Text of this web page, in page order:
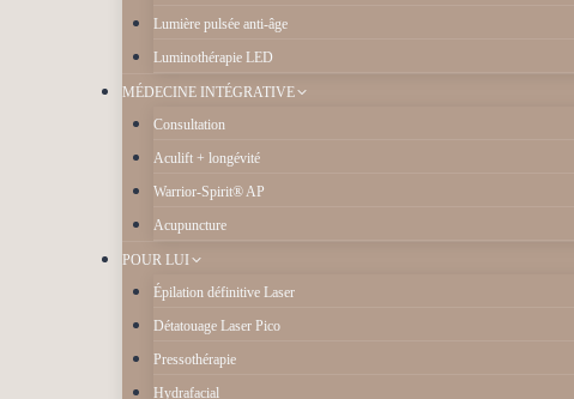
Lumière pulsée anti-âge
Luminothérapie LED
MÉDECINE INTÉGRATIVE
Consultation
Aculift + longévité
Warrior-Spirit® AP
Acupuncture
POUR LUI
Épilation définitive Laser
Détatouage Laser Pico
Pressothérapie
Hydrafacial